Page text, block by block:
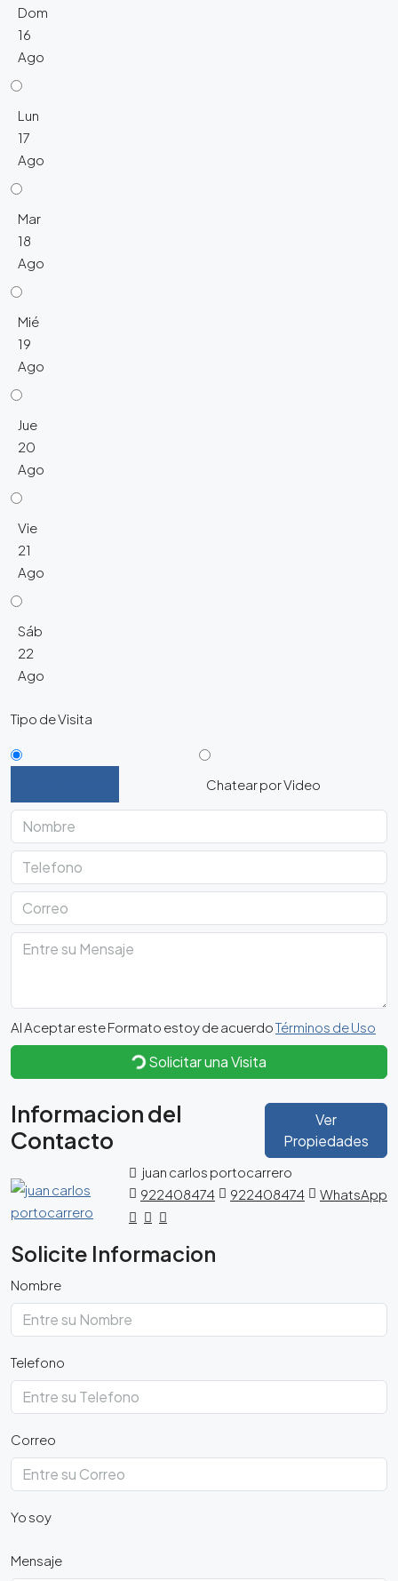
Dom
16
Ago
Lun
17
Ago
Mar
18
Ago
Mié
19
Ago
Jue
20
Ago
Vie
21
Ago
Sáb
22
Ago
Tipo de Visita
Chatear por Video
Al Aceptar este Formato estoy de acuerdoTérminos de Uso
Solicitar una Visita
Informacion del
Contacto
Ver
Propiedades
juan carlos portocarrero
922408474
922408474 WhatsApp
Solicite Informacion
Nombre
Telefono
Correo
Yo soy
Mensaje